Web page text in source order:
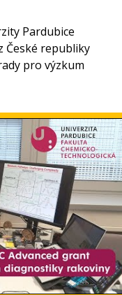
Pardubice
České republiky
pro výzkum